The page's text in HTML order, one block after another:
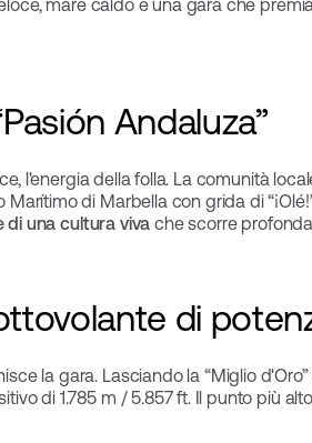
mare caldo e una gara che
Andaluza”
l'energia della folla. La comunità
di Marbella con grida di
di una cultura viva che scorre
di
la gara. Lasciando la “Miglio
di 1.785 m / 5.857 ft. Il punto più